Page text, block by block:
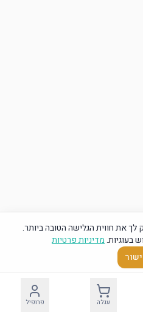
עגלה פרופיל
את חווית הגלישה הטובה ביותר.
בעוגיות.מדיניות פרטיות